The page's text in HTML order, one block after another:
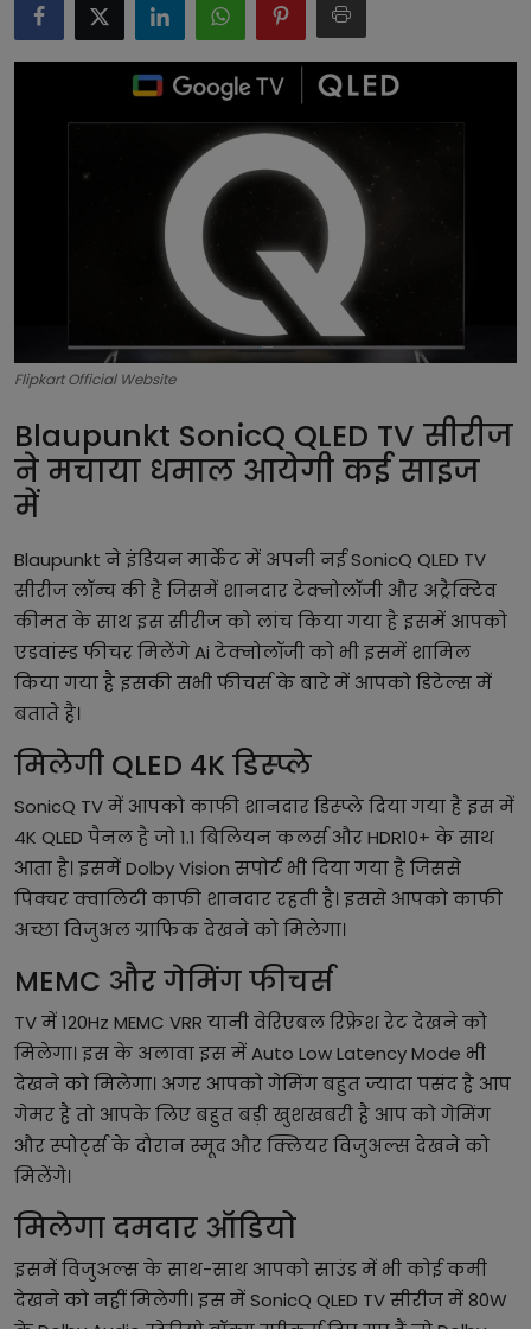
टेक्नोलॉजी
लाइफस्टाइल
Flipkart Official Website
Blaupunkt SonicQ QLED TV सीरीज
ने मचाया धमाल आयेगी कई साइज
में
Blaupunkt ने इंडियन मार्केट में अपनी नई SonicQ QLED TV
सीरीज लॉन्च की है जिसमें शानदार टेक्नोलॉजी और अट्रैक्टिव
कीमत के साथ इस सीरीज को लांच किया गया है इसमें आपको
एडवांस्ड फीचर मिलेंगे Ai टेक्नोलॉजी को भी इसमें शामिल
किया गया है इसकी सभी फीचर्स के बारे में आपको डिटेल्स में
बताते है।
मिलेगी QLED 4K डिस्प्ले
SonicQ TV में आपको काफी शानदार डिस्प्ले दिया गया है इस में
4K QLED पैनल है जो 1.1 बिलियन कलर्स और HDR10+ के साथ
आता है। इसमें Dolby Vision सपोर्ट भी दिया गया है जिससे
पिक्चर क्वालिटी काफी शानदार रहती है। इससे आपको काफी
अच्छा विजुअल ग्राफिक देखने को मिलेगा।
MEMC और गेमिंग फीचर्स
TV में 120Hz MEMC VRR यानी वेरिएबल रिफ्रेश रेट देखने को
मिलेगा। इस के अलावा इस में Auto Low Latency Mode भी
देखने को मिलेगा। अगर आपको गेमिंग बहुत ज्यादा पसंद है आप
गेमर है तो आपके लिए बहुत बड़ी खुशखबरी है आप को गेमिंग
और स्पोर्ट्स के दौरान स्मूद और क्लियर विजुअल्स देखने को
मिलेंगे।
मिलेगा दमदार ऑडियो
इसमें विजुअल्स के साथ-साथ आपको साउंड में भी कोई कमी
देखने को नहीं मिलेगी। इस में SonicQ QLED TV सीरीज में 80W